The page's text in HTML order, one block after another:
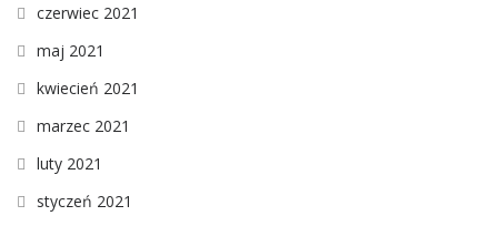
czerwiec 2021
maj 2021
kwiecień 2021
marzec 2021
luty 2021
styczeń 2021